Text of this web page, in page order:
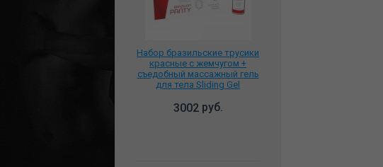
Набор бразильские трусики
красные с жемчугом +
съедобный массажный гель
для тела Sliding Gel
BP0002
3002руб.